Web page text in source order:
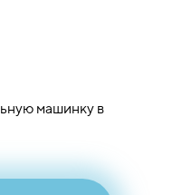
машинку в